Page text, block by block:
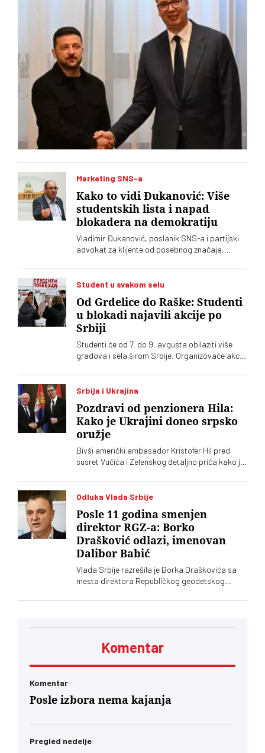
Marketing SNS-a
Kako to vidi Đukanović: Više
studentskih lista i napad
blokadera na demokratiju
Vladimir Đukanović, poslanik SNS-a i partijski
advokat za klijente od posebnog značaja,
pretpostavi: da će iždžikljati još koja
studentska lista. U toj izjavi nazire se oprobani
Student u svakom selu
Od Grdelice do Raške: Studenti
u blokadi najavili akcije po
Srbiji
Studenti će od 7. do 9. avgusta obilaziti više
gradova i sela širom Srbije. Organizovaće akcije
Srbija i Ukrajina
Pozdravi od penzionera Hila:
Kako je Ukrajini doneo srpsko
oružje
Bivši američki ambasador Kristofer Hil pred
susret Vučića i Zelenskog detaljno priča kako je
Navodno dve zemlje planiraju i zajedničku
fabriku dronova
Odluka Vlada Srbije
Posle 11 godina smenjen
direktor RGZ-a: Borko
Drašković odlazi, imenovan
Dalibor Babić
Vlada Srbije razrešila je Borka Draškovića sa
mesta direktora Republičkog geodetskog
vršioca dužnosti direktora imenovan je
Komentar
Komentar
Posle izbora nema kajanja
Pregled nedelje